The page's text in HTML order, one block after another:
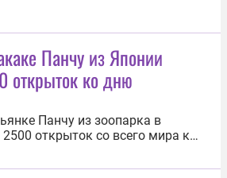
Панчу из Японии
открыток ко дню
Панчу из зоопарка в
открыток со всего мира ко
этом 26 июля сообщило
Times. Макака Панч стал